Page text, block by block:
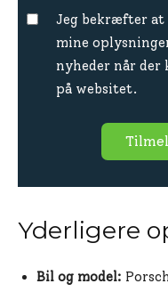
Jeg bekræfter at
mine
nyheder når
på websitet.
Yderligere
Bil og model: